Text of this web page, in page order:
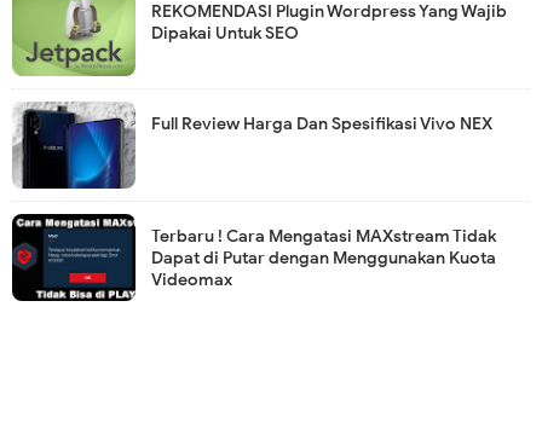
REKOMENDASI Plugin Wordpress Yang Wajib
Dipakai Untuk SEO
Full Review Harga Dan Spesifikasi Vivo NEX
Terbaru ! Cara Mengatasi MAXstream Tidak
Dapat di Putar dengan Menggunakan Kuota
Videomax